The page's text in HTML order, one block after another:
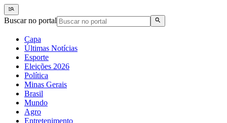
Buscar no portal
Capa
Últimas Notícias
Esporte
Eleições 2026
Política
Minas Gerais
Brasil
Mundo
Agro
Entretenimento